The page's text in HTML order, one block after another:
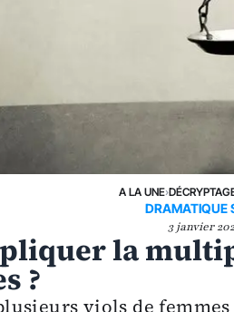
A LA UNE›
DRAMATIQUE
3 janvier
la
?
viols de